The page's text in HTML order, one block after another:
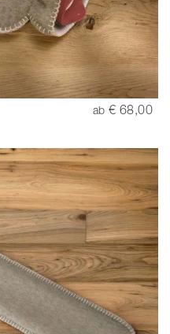
ab€ 68,00